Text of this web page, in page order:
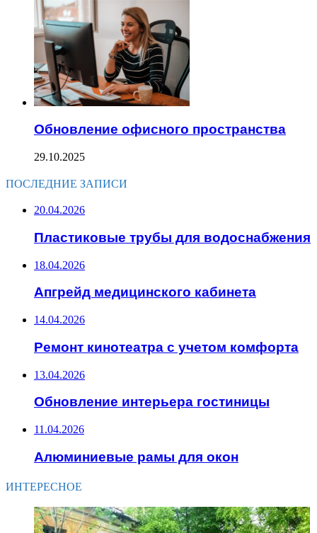
Обновление офисного пространства
29.10.2025
ПОСЛЕДНИЕ ЗАПИСИ
20.04.2026
Пластиковые трубы для водоснабжения
18.04.2026
Апгрейд медицинского кабинета
14.04.2026
Ремонт кинотеатра с учетом комфорта
13.04.2026
Обновление интерьера гостиницы
11.04.2026
Алюминиевые рамы для окон
ИНТЕРЕСНОЕ